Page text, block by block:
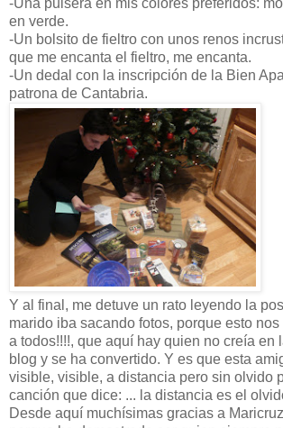
en verde.
-Un bolsito de fieltro con unos renos
que me encanta el fieltro, me encanta.
-Un dedal con la inscripción de la Bien
patrona de Cantabria.
Y al final, me detuve un rato leyendo la
marido iba sacando fotos, porque esto
a todos!!!!, que aquí hay quien no creía en
blog y se ha convertido. Y es que esta
visible, visible, a distancia pero sin olvido
canción que dice: ... la distancia es el
Desde aquí muchísimas gracias a